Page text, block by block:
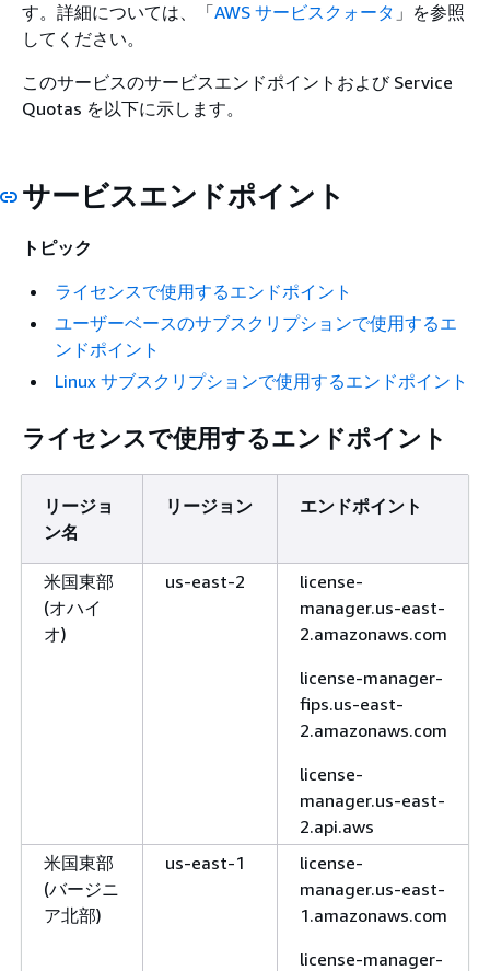
す。詳細については、「AWS サービスクォータ 」を参照
してください。
このサービスのサービスエンドポイントおよび Service
Quotas を以下に示します。
サービスエンドポイント
トピック
ライセンスで使用するエンドポイント
ユーザーベースのサブスクリプションで使用するエ
ンドポイント
Linux サブスクリプションで使用するエンドポイント
ライセンスで使用するエンドポイント
リージョ
ン名
リージョン エンドポイント
米国東部
(オハイ
オ)
us-east-2
license-
manager.us-east-
2.amazonaws.com
license-manager-
fips.us-east-
2.amazonaws.com
license-
manager.us-east-
2.api.aws
米国東部
(バージニ
ア北部)
us-east-1
license-
manager.us-east-
1.amazonaws.com
license-manager-